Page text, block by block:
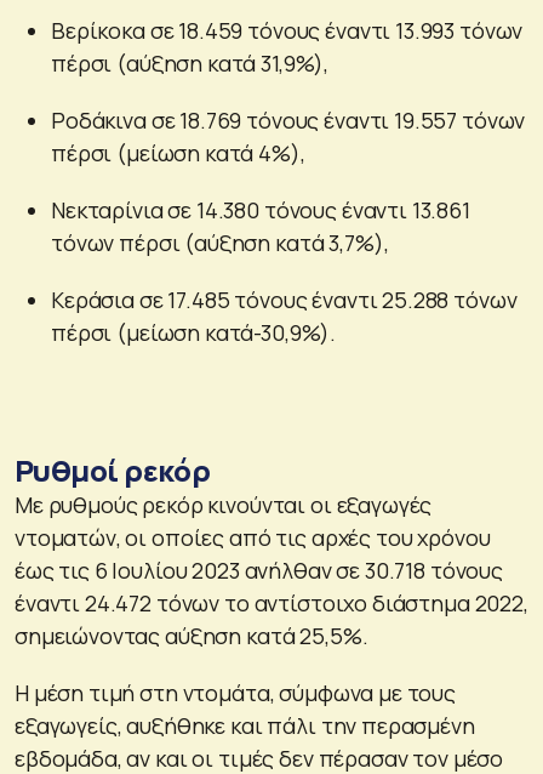
Βερίκοκα σε 18.459 τόνους έναντι 13.993 τόνων
πέρσι (αύξηση κατά 31,9%),
Ροδάκινα σε 18.769 τόνους έναντι 19.557 τόνων
πέρσι (μείωση κατά 4%),
Νεκταρίνια σε 14.380 τόνους έναντι 13.861
τόνων πέρσι (αύξηση κατά 3,7%),
Κεράσια σε 17.485 τόνους έναντι 25.288 τόνων
πέρσι (μείωση κατά-30,9%).
Ρυθμοί ρεκόρ
Με ρυθμούς ρεκόρ κινούνται οι εξαγωγές
ντοματών, οι οποίες από τις αρχές του χρόνου
έως τις 6 Ιουλίου 2023 ανήλθαν σε 30.718 τόνους
έναντι 24.472 τόνων το αντίστοιχο διάστημα 2022,
σημειώνοντας αύξηση κατά 25,5%.
Η μέση τιμή στη ντομάτα, σύμφωνα με τους
εξαγωγείς, αυξήθηκε και πάλι την περασμένη
εβδομάδα, αν και οι τιμές δεν πέρασαν τον μέσο